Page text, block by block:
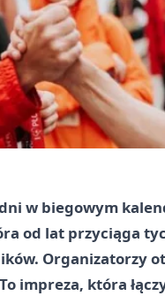
w biegowym
od lat przyciąga
Organizatorzy
impreza, która